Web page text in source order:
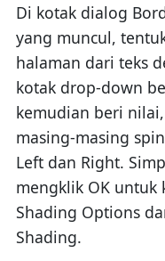
Di kotak dialog
yang muncul,
halaman dari teks
kotak drop-down
kemudian beri
masing-masing
Left dan Right.
mengklik OK untuk
Shading Options
Shading.